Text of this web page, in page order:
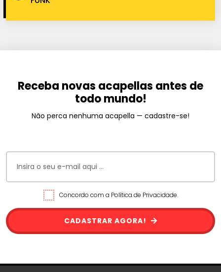
Receba novas acapellas antes de
todo mundo!
Não perca nenhuma acapella — cadastre-se!
Concordo com a Política de Privacidade.
CADASTRAR AGORA!